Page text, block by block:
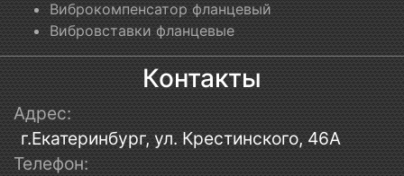
Виброкомпенсатор фланцевый
Вибровставки фланцевые
Контакты
Адрес:
г.Екатеринбург, ул. Крестинского, 46А
Телефон: